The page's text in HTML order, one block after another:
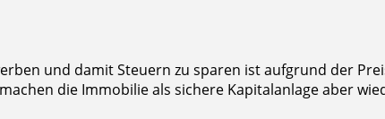
und damit Steuern zu sparen ist aufgrund der
die Immobilie als sichere Kapitalanlage aber